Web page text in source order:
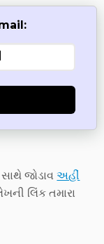
જોડાવઅહીં
લિંક તમારા